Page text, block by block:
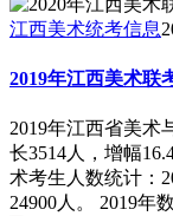
江西美术统考信息
2019年江西美术联
2019年江西省美术
长3514人，增幅
术考生人数统计：
24900人。 2019年